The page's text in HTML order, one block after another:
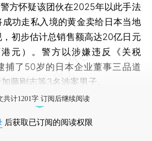
方怀疑该团伙在2025年以此手法
功走私入境的黄金卖给日本当地
初步估计总销售额高达20亿日元
港元）。警方以涉嫌违反《关税
捕了50岁的日本企业董事三品道
藤刚志等3名涉案男子。
共计1201字 订阅后继续阅读
后获取已订阅的阅读权限